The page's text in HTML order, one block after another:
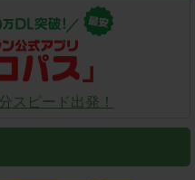
スピード出発！